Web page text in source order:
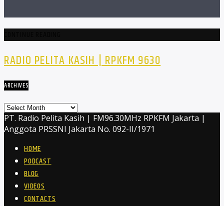
RADIO PELITA KASIH | RPKFM 9630
ARCHIVES
Archives
PT. Radio Pelita Kasih | FM96.30MHz RPKFM Jakarta |
Anggota PRSSNI Jakarta No. 092-II/1971
HOME
PODCAST
BLOG
VIDEOS
CONTACTS